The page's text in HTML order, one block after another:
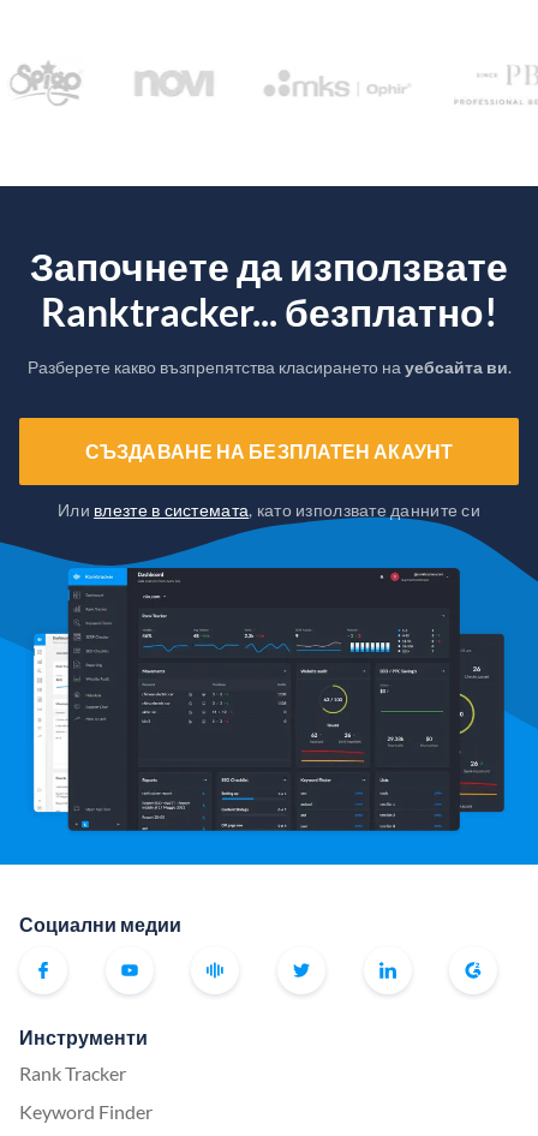
Започнете да използвате
Ranktracker... безплатно!
Разберете какво възпрепятства класирането на уебсайта ви.
СЪЗДАВАНЕ НА БЕЗПЛАТЕН АКАУНТ
Или влезте в системата, като използвате данните си
Социални медии
Инструменти
Rank Tracker
Keyword Finder